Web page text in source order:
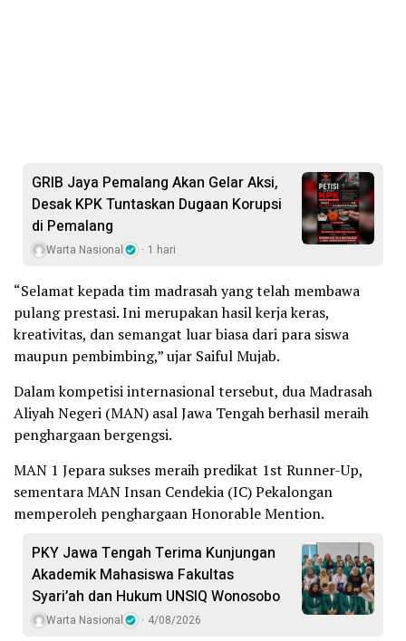
GRIB Jaya Pemalang Akan Gelar Aksi,
Desak KPK Tuntaskan Dugaan Korupsi
di Pemalang
Warta Nasional 1 hari
“Selamat kepada tim madrasah yang telah membawa
pulang prestasi. Ini merupakan hasil kerja keras,
kreativitas, dan semangat luar biasa dari para siswa
maupun pembimbing,” ujar Saiful Mujab.
Dalam kompetisi internasional tersebut, dua Madrasah
Aliyah Negeri (MAN) asal Jawa Tengah berhasil meraih
penghargaan bergengsi.
MAN 1 Jepara sukses meraih predikat 1st Runner-Up,
sementara MAN Insan Cendekia (IC) Pekalongan
memperoleh penghargaan Honorable Mention.
PKY Jawa Tengah Terima Kunjungan
Akademik Mahasiswa Fakultas
Syari’ah dan Hukum UNSIQ Wonosobo
Warta Nasional 4/08/2026